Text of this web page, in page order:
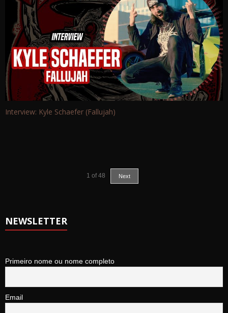
Interview: Kyle Schaefer (Fallujah)
1 of 48 Next
NEWSLETTER
Primeiro nome ou nome completo
Email